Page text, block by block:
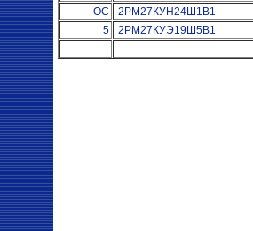
ОС
2РМ27КУН24Ш1В1
5
2РМ27КУЭ19Ш5В1